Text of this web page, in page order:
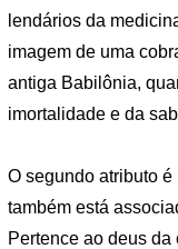
lendários da
imagem de uma
antiga Babilônia,
imortalidade e da
O segundo atributo
também está
Pertence ao deus da